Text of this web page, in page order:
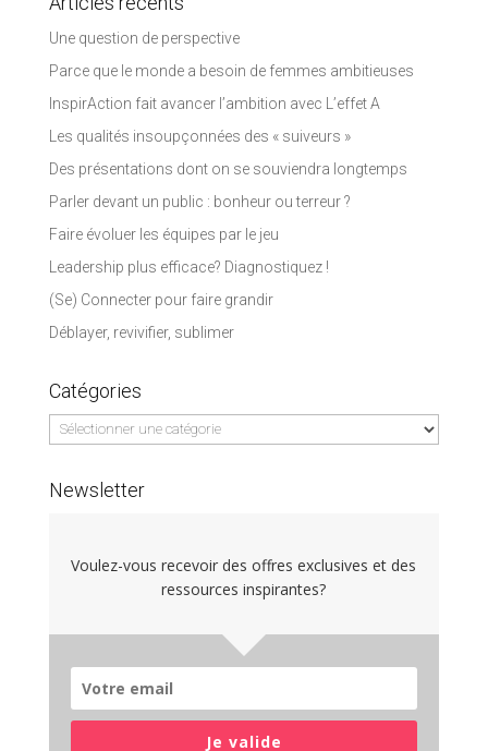
Une question de perspective
Parce que le monde a besoin de femmes ambitieuses
InspirAction fait avancer l’ambition avec L’effet A
Les qualités insoupçonnées des « suiveurs »
Des présentations dont on se souviendra longtemps
Parler devant un public : bonheur ou terreur ?
Faire évoluer les équipes par le jeu
Leadership plus efficace? Diagnostiquez !
(Se) Connecter pour faire grandir
Déblayer, revivifier, sublimer
Catégories
Catégories
Newsletter
Voulez-vous recevoir des offres exclusives et des
ressources inspirantes?
Je valide